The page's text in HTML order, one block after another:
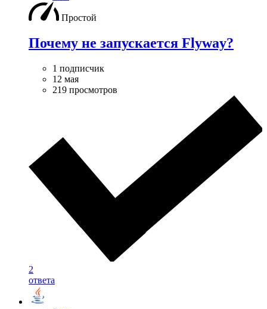
Простой
Почему не запускается Flyway?
1 подписчик
12 мая
219 просмотров
2
ответа